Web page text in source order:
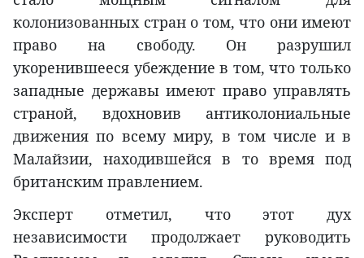
колонизованных стран о том, что они имеют
право на свободу. Он разрушил
укоренившееся убеждение в том, что только
западные державы имеют право управлять
страной, вдохновив антиколониальные
движения по всему миру, в том числе и в
Малайзии, находившейся в то время под
британским правлением.
Эксперт отметил, что этот дух
независимости продолжает руководить